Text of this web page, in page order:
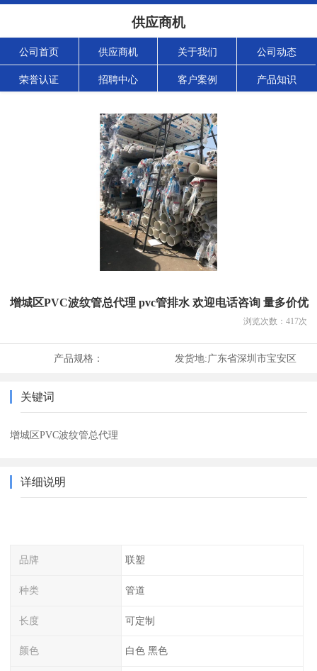
供应商机
公司首页 供应商机 关于我们 公司动态
荣誉认证 招聘中心 客户案例 产品知识
增城区PVC波纹管总代理 pvc管排水 欢迎电话咨询 量多价优
浏览次数： 417次
产品规格： 发货地:广东省深圳市宝安区
关键词
增城区PVC波纹管总代理
详细说明
品牌 联塑
种类 管道
长度 可定制
颜色 白色 黑色